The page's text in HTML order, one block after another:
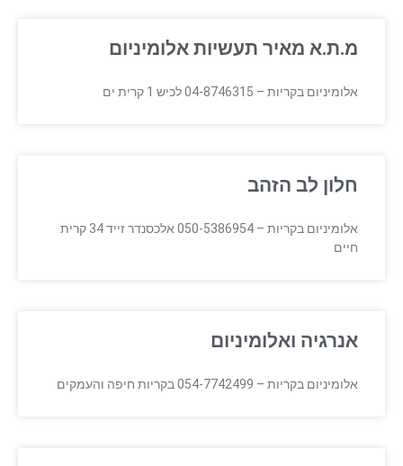
מ.ת.א מאיר תעשיות אלומיניום
אלומיניום בקריות – 04-8746315 לכיש 1 קרית ים
חלון לב הזהב
אלומיניום בקריות – 050-5386954 אלכסנדר זייד 34 קרית
חיים
אנרגיה ואלומיניום
אלומיניום בקריות – 054-7742499 בקריות חיפה והעמקים